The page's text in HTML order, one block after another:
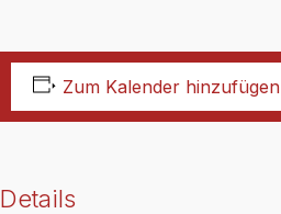
Zum Kalender hinzufügen
Details